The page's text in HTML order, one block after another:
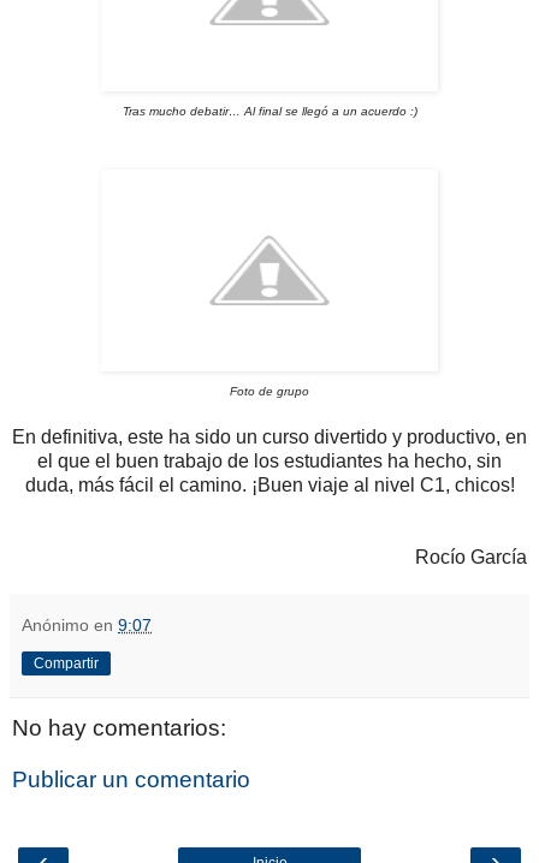
Tras mucho debatir… Al final se llegó a un acuerdo :)
Foto de grupo
En definitiva, este ha sido un curso divertido y productivo, en
el que el buen trabajo de los estudiantes ha hecho, sin
duda, más fácil el camino. ¡Buen viaje al nivel C1, chicos!
Rocío García
Anónimo en 9:07
Compartir
No hay comentarios:
Publicar un comentario